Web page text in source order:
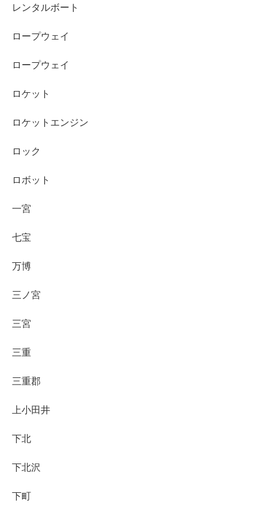
レンタルボート
ロープウェイ
ロープウェイ
ロケット
ロケットエンジン
ロック
ロボット
一宮
七宝
万博
三ノ宮
三宮
三重
三重郡
上小田井
下北
下北沢
下町